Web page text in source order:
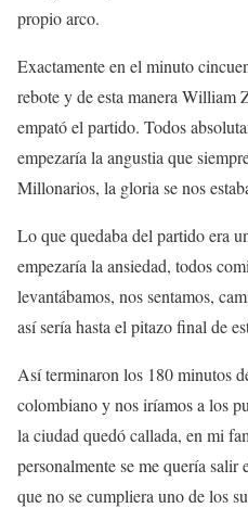
propio arco.
Exactamente en el minuto
rebote y de esta manera William
empató el partido. Todos
empezaría la angustia que
Millonarios, la gloria se nos
Lo que quedaba del partido era
empezaría la ansiedad, todos
levantábamos, nos sentamos,
así sería hasta el pitazo final de
Así terminaron los 180 minutos
colombiano y nos iríamos a los
la ciudad quedó callada, en mi
personalmente se me quería
que no se cumpliera uno de los